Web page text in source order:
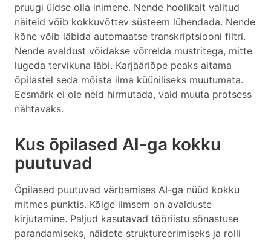
pruugi üldse olla inimene. Nende hoolikalt valitud
näiteid võib kokkuvõttev süsteem lühendada. Nende
kõne võib läbida automaatse transkriptsiooni filtri.
Nende avaldust võidakse võrrelda mustritega, mitte
lugeda tervikuna läbi. Karjääriõpe peaks aitama
õpilastel seda mõista ilma küüniliseks muutumata.
Eesmärk ei ole neid hirmutada, vaid muuta protsess
nähtavaks.
Kus õpilased AI-ga kokku
puutuvad
Õpilased puutuvad värbamises AI-ga nüüd kokku
mitmes punktis. Kõige ilmsem on avalduste
kirjutamine. Paljud kasutavad tööriistu sõnastuse
parandamiseks, näidete struktureerimiseks ja rolli